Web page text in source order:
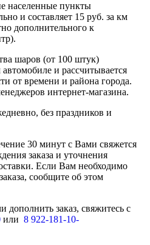
населенные пункты
и составляет 15 руб. за км
дополнительного к
шаров (от 100 штук)
и рассчитывается
от времени и района города.
интернет-магазина.
без праздников и
30 минут с Вами свяжется
заказа и уточнения
Если Вам необходимо
сообщите об этом
дополнить заказ, свяжитесь с
или 8 922-181-10-